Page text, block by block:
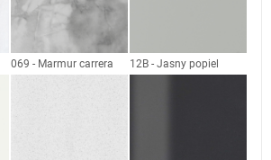
069 - Marmur carrera 12B - Jasny popiel